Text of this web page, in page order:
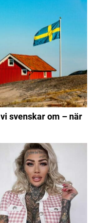
svenskar om – när